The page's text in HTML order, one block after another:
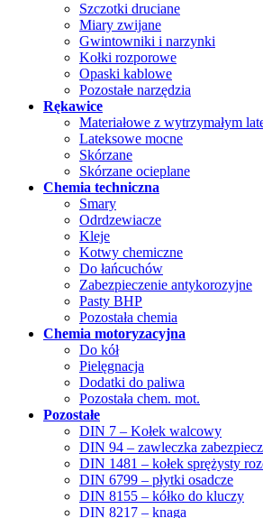
Szczotki druciane
Miary zwijane
Gwintowniki i narzynki
Kołki rozporowe
Opaski kablowe
Pozostałe narzędzia
Rękawice
Materiałowe z wytrzymałym
Lateksowe mocne
Skórzane
Skórzane ocieplane
Chemia techniczna
Smary
Odrdzewiacze
Kleje
Kotwy chemiczne
Do łańcuchów
Zabezpieczenie antykorozyjne
Pasty BHP
Pozostała chemia
Chemia motoryzacyjna
Do kół
Pielęgnacja
Dodatki do paliwa
Pozostała chem. mot.
Pozostałe
DIN 7 – Kołek walcowy
DIN 94 – zawleczka
DIN 1481 – kołek sprężysty
DIN 6799 – płytki osadcze
DIN 8155 – kółko do kluczy
DIN 8217 – knaga